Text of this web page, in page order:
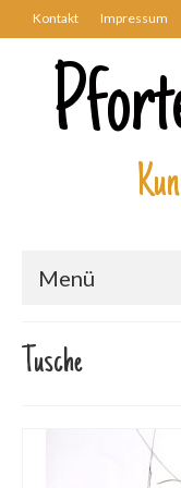
Kontakt Impressum
Menü
Biblisch
Engel und
Tusche